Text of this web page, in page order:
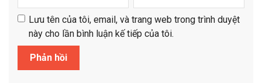
Lưu tên của tôi, email, và trang web trong trình duyệt
này cho lần bình luận kế tiếp của tôi.